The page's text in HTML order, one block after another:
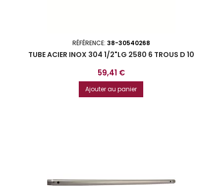
RÉFÉRENCE: 38-30540268
TUBE ACIER INOX 304 1/2"LG 2580 6 TROUS D 10
Prix
59,41 €
Ajouter au panier